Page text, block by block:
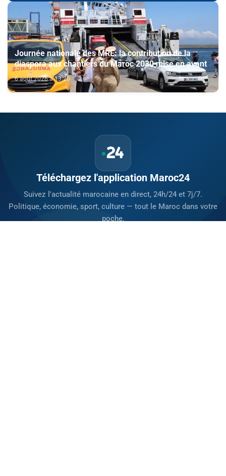
Journée nationale des MRE: la contribution de la
diaspora aux chantiers du Maroc 2030 mise en avant
6 août 2026 à 13:26
Téléchargez l'application Maroc24
Suivez l'actualité marocaine en direct, 24h/24 et 7j/7.
Politique, économie, sport, culture — tout le Maroc dans votre
poche.